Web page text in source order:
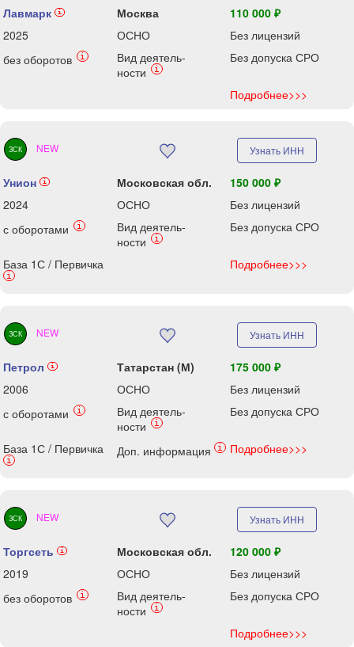
Лавмарк i Москва
110 000 ₽
2025
ОСНО
Без лицензий
без оборотов
i
Вид деятель-
ности
i
Без допуска СРО
Подробнее>>>
ЗСК NEW Узнать ИНН
Унион i Московская обл.
150 000 ₽
2024
ОСНО
Без лицензий
с оборотами
i
Вид деятель-
ности
i
Без допуска СРО
База 1С / Первичка
i
Подробнее>>>
ЗСК NEW Узнать ИНН
Петрол i Татарстан (М)
175 000 ₽
2006
ОСНО
Без лицензий
с оборотами
i
Вид деятель-
ности
i
Без допуска СРО
База 1С / Первичка
i
Доп. информация i Подробнее>>>
ЗСК NEW Узнать ИНН
Торгсеть i Московская обл.
120 000 ₽
2019
ОСНО
Без лицензий
без оборотов
i
Вид деятель-
ности
i
Без допуска СРО
Подробнее>>>